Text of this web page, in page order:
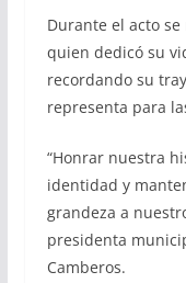
Durante el acto
quien dedicó su
recordando su
representa para
“Honrar nuestra
identidad y
grandeza a
presidenta
Camberos.